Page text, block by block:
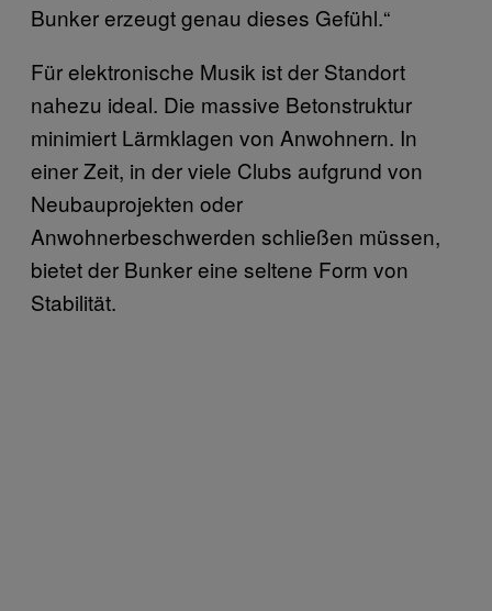
Bunker erzeugt genau dieses Gefühl.“
Für elektronische Musik ist der Standort
nahezu ideal. Die massive Betonstruktur
minimiert Lärmklagen von Anwohnern. In
einer Zeit, in der viele Clubs aufgrund von
Neubauprojekten oder
Anwohnerbeschwerden schließen müssen,
bietet der Bunker eine seltene Form von
Stabilität.